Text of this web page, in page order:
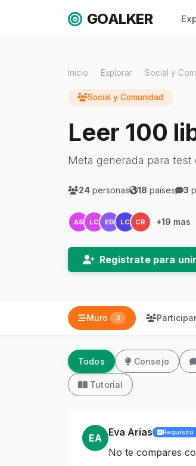
GOALKER
Inicio Explorar Social y
Social y Comunidad
Leer 100
Meta generada para test
24 personas 18 paises 3
AS LC ED LC CR +19 mas
Registrate para
Muro 3
Todos Consejo
Tutorial
EA Eva Arias Requisito
No te compares